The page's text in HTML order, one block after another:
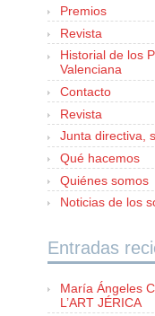
Premios
Revista
Historial de los
Valenciana
Contacto
Revista
Junta directiva,
Qué hacemos
Quiénes somos
Noticias de los
Entradas
María Ángeles
L’ART JÉRICA